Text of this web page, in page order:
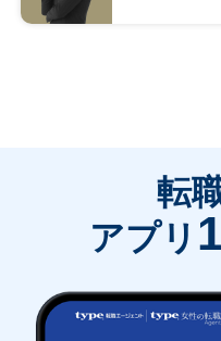
転
アプリ